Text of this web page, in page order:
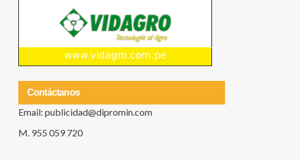
Contáctanos
Email: publicidad@dipromin.com
M. 955 059 720